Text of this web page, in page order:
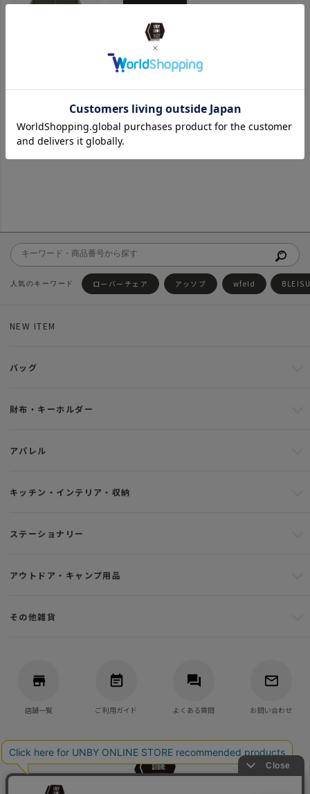
ェルター オリーブカラー
¥209,000
MINIMAL WORKS (ミニ
マルワークス)
GROUND SHEET / グラ
¥11,000
SOLD OUT
5
ローバーチェア アッソブ wfeld
NEW ITEM
バッグ
財布・キーホルダー
アパレル
キッチン・インテリア・収納
ステーショナリー
アウトドア・キャンプ用品
その他雑貨
店舗一覧 ご利用ガイド よくある質問 お問い合わせ